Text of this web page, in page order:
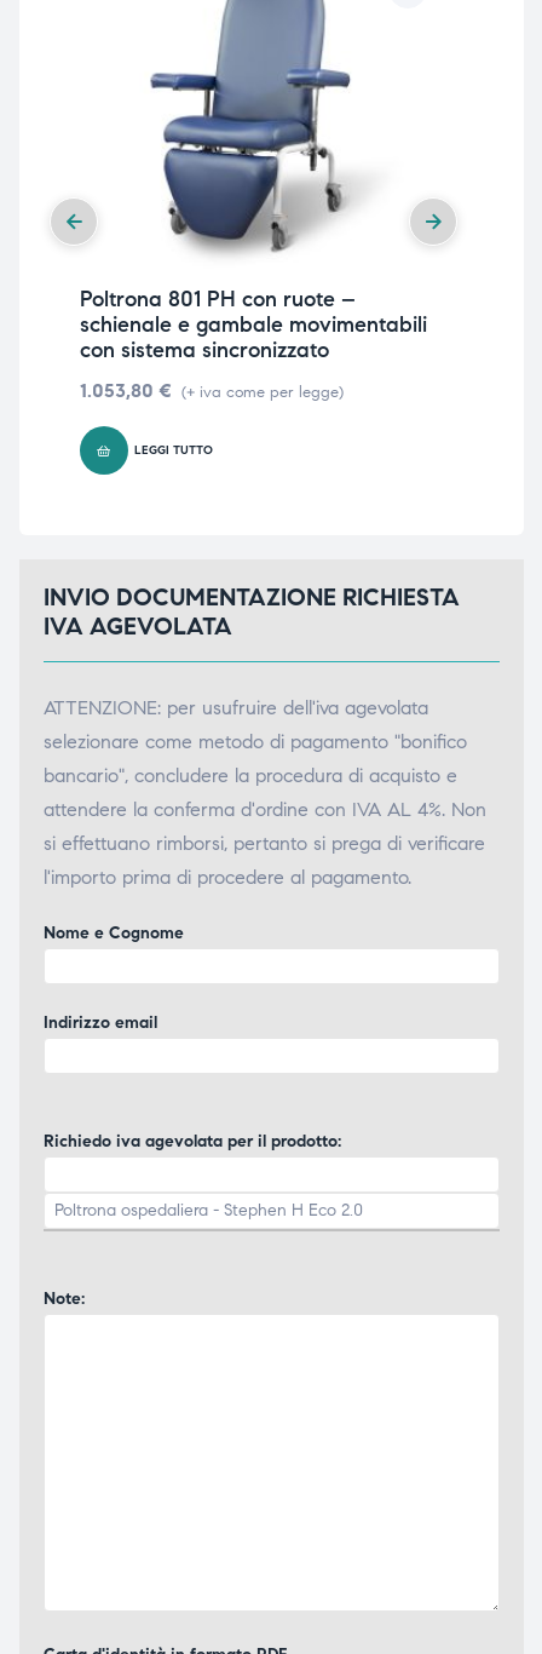
Poltrona 801 PH con ruote –
schienale e gambale movimentabili
con sistema sincronizzato
1.053,80 € (+ iva come per legge)
LEGGI TUTTO
INVIO DOCUMENTAZIONE RICHIESTA
IVA AGEVOLATA
ATTENZIONE: per usufruire dell'iva agevolata
selezionare come metodo di pagamento "bonifico
bancario", concludere la procedura di acquisto e
attendere la conferma d'ordine con IVA AL 4%. Non
si effettuano rimborsi, pertanto si prega di verificare
l'importo prima di procedere al pagamento.
Nome e Cognome
Indirizzo email
Richiedo iva agevolata per il prodotto:
Note: